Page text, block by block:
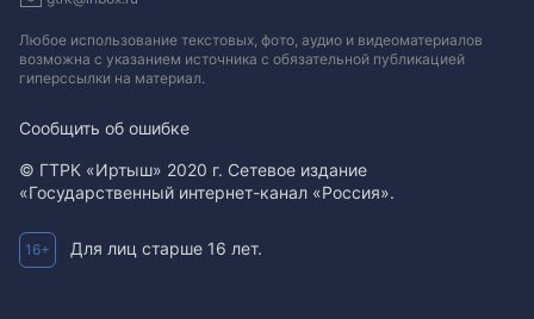
Любое использование текстовых, фото, аудио и видеоматериалов
возможна с указанием источника с обязательной публикацией
гиперссылки на материал.
Сообщить об ошибке
© ГТРК «Иртыш» 2020 г. Сетевое издание
«Государственный интернет-канал «Россия».
16+ Для лиц старше 16 лет.